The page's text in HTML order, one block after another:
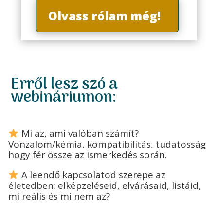
Olvass rólam még!
Erről lesz szó a
webináriumon:
Mi az, ami valóban számít?
Vonzalom/kémia, kompatibilitás, tudatosság
hogy fér össze az ismerkedés során.
A leendő kapcsolatod szerepe az
életedben: elképzeléseid, elvárásaid, listáid,
mi reális és mi nem az?